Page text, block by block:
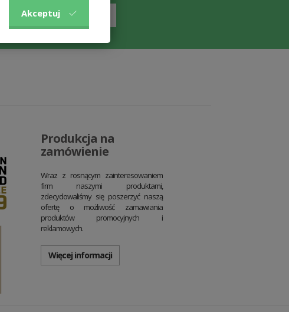
Produkcja na
zamówienie
Wraz z rosnącym zainteresowaniem
firm naszymi produktami,
zdecydowaliśmy się poszerzyć naszą
ofertę o możliwość zamawiania
produktów promocyjnych i
reklamowych.
Więcej informacji
Akceptuj